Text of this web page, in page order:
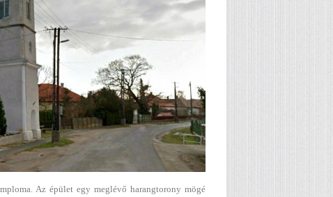
Az épület egy meglévő harangtorony mögé